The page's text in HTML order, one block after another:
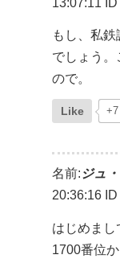
もし、私
でしょう。
ので。
Like +7
名前: ジュ
20:36:16
はじめまし
1700番位